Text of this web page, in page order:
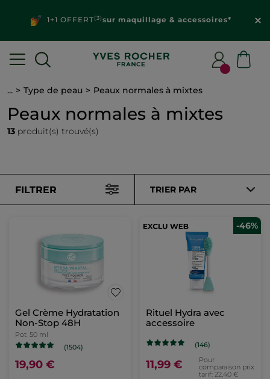
1+1 OFFERT(3)sur maquillage & accessoires*
... Type de peau Peaux normales à mixtes
Peaux normales à mixtes
13 produit(s) trouvé(s)
FILTRER TRIER PAR
Gel Crème Hydratation
Non-Stop 48H
Pot 50 ml
(1504)
19,90 €
-46%
Rituel Hydra avec
accessoire
(146)
11,99 €
Pour
comparaison prix
tarif: 22,40 €